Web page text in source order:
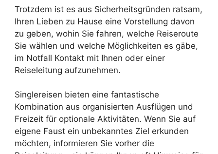
Trotzdem ist es aus Sicherheitsgründen ratsam,
Ihren Lieben zu Hause eine Vorstellung davon
zu geben, wohin Sie fahren, welche Reiseroute
Sie wählen und welche Möglichkeiten es gäbe,
im Notfall Kontakt mit Ihnen oder einer
Reiseleitung aufzunehmen.
Singlereisen bieten eine fantastische
Kombination aus organisierten Ausflügen und
Freizeit für optionale Aktivitäten. Wenn Sie auf
eigene Faust ein unbekanntes Ziel erkunden
möchten, informieren Sie vorher die